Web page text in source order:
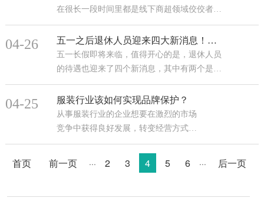
在很长一段时间里都是线下商超领域佼佼者，
业绩与口碑均颇佳。只不过这几年，以它为代
表的大卖场行业开始发生变动，不少企业或是
···
04-26 五一之后退休人员迎来四大新消息！两个事关涨钱，一笔钱却会降低
五一长假即将来临，值得开心的是，退休人员
的待遇也迎来了四个新消息，其中有两个是与
涨钱有关的，另有一笔钱却要下调！是怎么回
事呢？五一之后，三个省份不会重复发一次养
···
04-25 服装行业该如何实现品牌保护？
从事服装行业的企业想要在激烈的市场
竞争中获得良好发展，转变经营方式和
细化消费人群固然重要，然而，加强品
费者心目中的“评分”最终···
首页 前一页 ··· 2 3 4 5 6 ··· 后一页